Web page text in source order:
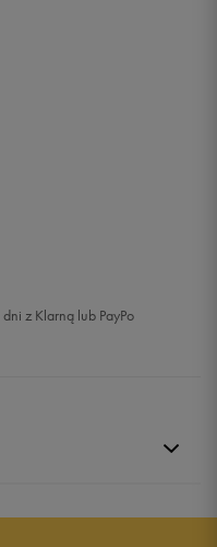
z Klarną lub PayPo